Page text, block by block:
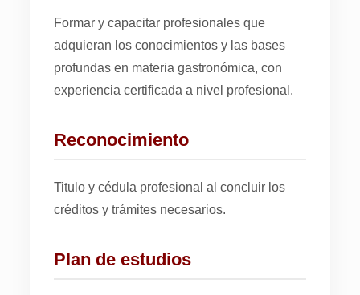
Formar y capacitar profesionales que
adquieran los conocimientos y las bases
profundas en materia gastronómica, con
experiencia certificada a nivel profesional.
Reconocimiento
Titulo y cédula profesional al concluir los
créditos y trámites necesarios.
Plan de estudios